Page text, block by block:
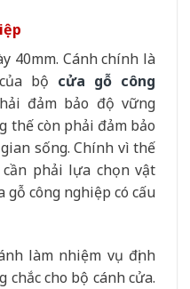
40mm. Cánh chính là
bộ cửa gỗ công
đảm bảo độ vững
thế còn phải đảm bảo
sống. Chính vì thế
phải lựa chọn vật
gỗ công nghiệp có cấu
làm nhiệm vụ định
chắc cho bộ cánh cửa.